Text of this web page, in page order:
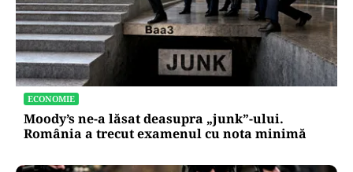
ECONOMIE
Moody’s ne-a lăsat deasupra „junk”-ului.
România a trecut examenul cu nota minimă